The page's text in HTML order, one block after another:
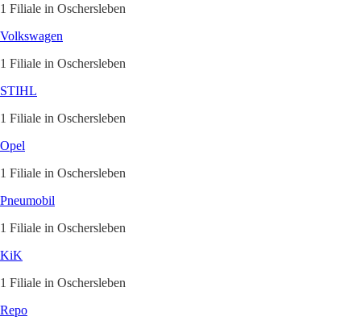
1 Filiale in Oschersleben
Volkswagen
1 Filiale in Oschersleben
STIHL
1 Filiale in Oschersleben
Opel
1 Filiale in Oschersleben
Pneumobil
1 Filiale in Oschersleben
KiK
1 Filiale in Oschersleben
Repo